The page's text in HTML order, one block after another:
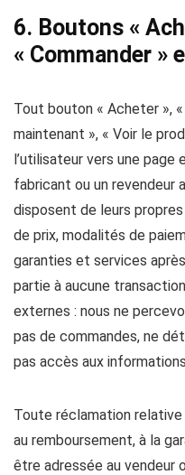
6. Boutons «
« Commander »
Tout bouton « Acheter »,
maintenant », « Voir le
l’utilisateur vers une
fabricant ou un revendeur
disposent de leurs
de prix, modalités de
garanties et services
partie à aucune
externes : nous ne
pas de commandes, ne
pas accès aux
Toute réclamation relative
au remboursement, à la
être adressée au vendeur